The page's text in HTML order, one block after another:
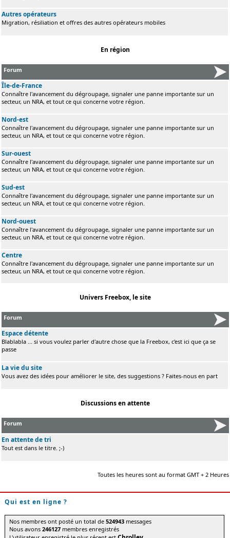
Autres opérateurs
Migration, résiliation et offres des autres opérateurs mobiles
En région
Forum
Île-de-France
Connaître l'avancement du dégroupage, signaler une panne importante sur un
secteur, un NRA, et tout ce qui concerne votre région.
Nord-est
Connaître l'avancement du dégroupage, signaler une panne importante sur un
secteur, un NRA, et tout ce qui concerne votre région.
Sur-ouest
Connaître l'avancement du dégroupage, signaler une panne importante sur un
secteur, un NRA, et tout ce qui concerne votre région.
Sud-est
Connaître l'avancement du dégroupage, signaler une panne importante sur un
secteur, un NRA, et tout ce qui concerne votre région.
Nord-ouest
Connaître l'avancement du dégroupage, signaler une panne importante sur un
secteur, un NRA, et tout ce qui concerne votre région.
Centre
Connaître l'avancement du dégroupage, signaler une panne importante sur un
secteur, un NRA, et tout ce qui concerne votre région.
Univers Freebox, le site
Forum
Espace détente
Blablabla ... si vous voulez parler d'autre chose que la Freebox, c'est ici que ça se
passe
La vie du site
Vous avez des idées pour améliorer le site, des suggestions ? Faites-nous en part
Discussions en attente
Forum
En attente de tri
Tout est dans le titre. ;-)
Toutes les heures sont au format GMT + 2 Heures
Qui est en ligne ?
Nos membres ont posté un total de524943 messages
Nous avons246127 membres enregistrés